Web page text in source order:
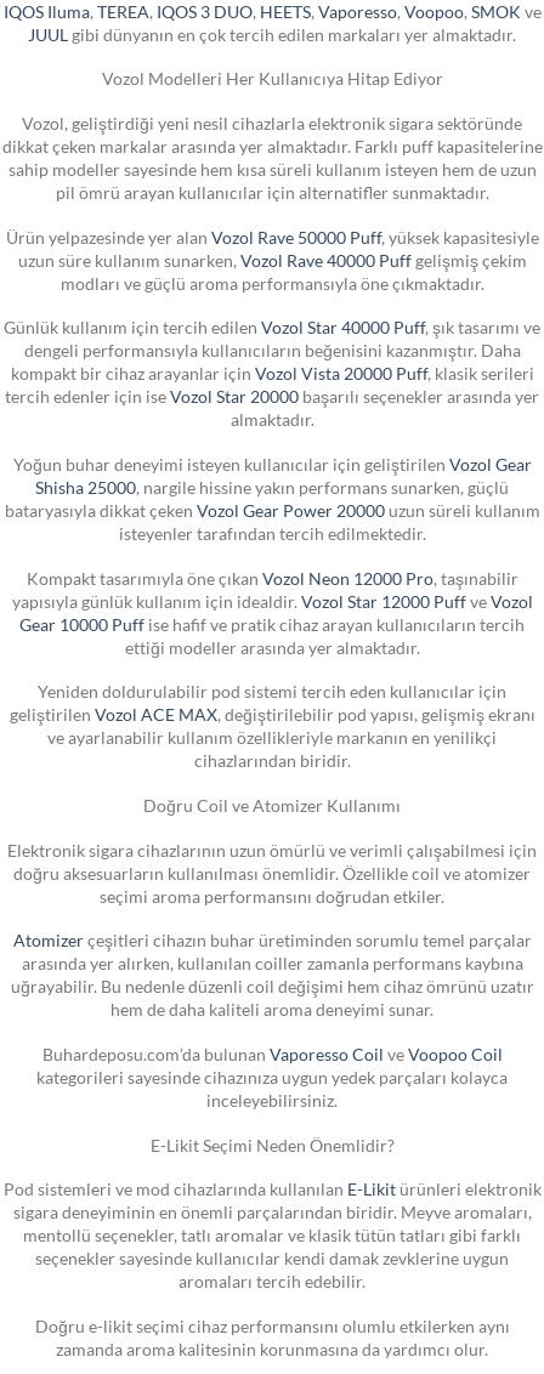
IQOS Iluma, TEREA IQOS 3 DUO, HEETS, Vaporesso, Voopoo, SMOK ve
JUUL gibi dünyanın en çok tercih edilen markaları yer almaktadır.
Vozol Modelleri Her Kullanıcıya Hitap Ediyor
Vozol, geliştirdiği yeni nesil cihazlarla elektronik sigara sektöründe
dikkat çeken markalar arasında yer almaktadır. Farklı puff kapasitelerine
sahip modeller sayesinde hem kısa süreli kullanım isteyen hem de uzun
pil ömrü arayan kullanıcılar için alternatifler sunmaktadır.
Ürün yelpazesinde yer alan Vozol Rave 50000 Puff, yüksek kapasitesiyle
uzun süre kullanım sunarken, Vozol Rave 40000 Puffgelişmiş çekim
modları ve güçlü aroma performansıyla öne çıkmaktadır.
Günlük kullanım için tercih edilen Vozol Star 40000 Puff, şık tasarımı ve
dengeli performansıyla kullanıcıların beğenisini kazanmıştır. Daha
kompakt bir cihaz arayanlar için Vozol Vista 20000 Puff, klasik serileri
tercih edenler için iseVozol Star 20000 başarılı seçenekler arasında yer
almaktadır.
Yoğun buhar deneyimi isteyen kullanıcılar için geliştirilen Vozol Gear
Shisha 25000 , nargile hissine yakın performans sunarken, güçlü
bataryasıyla dikkat çeken Vozol Gear Power 20000uzun süreli kullanım
isteyenler tarafından tercih edilmektedir.
Kompakt tasarımıyla öne çıkan Vozol Neon 12000 Pro, taşınabilir
yapısıyla günlük kullanım için idealdir. Vozol Star 12000 PuffveVozol
Gear 10000 Puff ise hafif ve pratik cihaz arayan kullanıcıların tercih
ettiği modeller arasında yer almaktadır.
Yeniden doldurulabilir pod sistemi tercih eden kullanıcılar için
geliştirilen Vozol ACE MAX, değiştirilebilir pod yapısı, gelişmiş ekranı
ve ayarlanabilir kullanım özellikleriyle markanın en yenilikçi
cihazlarından biridir.
Doğru Coil ve Atomizer Kullanımı
Elektronik sigara cihazlarının uzun ömürlü ve verimli çalışabilmesi için
doğru aksesuarların kullanılması önemlidir. Özellikle coil ve atomizer
seçimi aroma performansını doğrudan etkiler.
Atomizerçeşitleri cihazın buhar üretiminden sorumlu temel parçalar
arasında yer alırken, kullanılan coiller zamanla performans kaybına
uğrayabilir. Bu nedenle düzenli coil değişimi hem cihaz ömrünü uzatır
hem de daha kaliteli aroma deneyimi sunar.
Buhardeposu.com’da bulunan Vaporesso Coil veVoopoo Coil
kategorileri sayesinde cihazınıza uygun yedek parçaları kolayca
inceleyebilirsiniz.
E-Likit Seçimi Neden Önemlidir?
Pod sistemleri ve mod cihazlarında kullanılan E-Likitürünleri elektronik
sigara deneyiminin en önemli parçalarından biridir. Meyve aromaları,
mentollü seçenekler, tatlı aromalar ve klasik tütün tatları gibi farklı
seçenekler sayesinde kullanıcılar kendi damak zevklerine uygun
aromaları tercih edebilir.
Doğru e-likit seçimi cihaz performansını olumlu etkilerken aynı
zamanda aroma kalitesinin korunmasına da yardımcı olur.